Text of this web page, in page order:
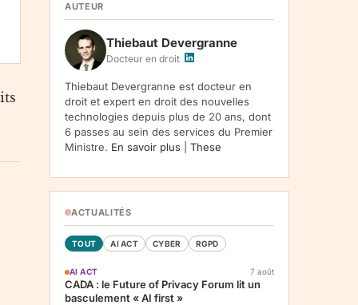
(art. 6.1.a RGPD). Destinataires : le
responsable du traitement, AWS
(hebergement), Amazon SES (envoi des
emails). Conservation : jusqu'a desinscription.
Droits : acces, rectification, effacement,
limitation, opposition, portabilite -- exercez
vos droits via notre . Reclamation :.
AUTEUR
Thiebaut Devergranne
Docteur en droit
Thiebaut Devergranne est docteur en
droit et expert en droit des nouvelles
technologies depuis plus de 20 ans, dont
6 passes au sein des services du Premier
Ministre. En savoir plus These
ACTUALITÉS
TOUT AI ACT CYBER RGPD
AI ACT 7 août
CADA : le Future of Privacy Forum lit un
basculement « AI first »